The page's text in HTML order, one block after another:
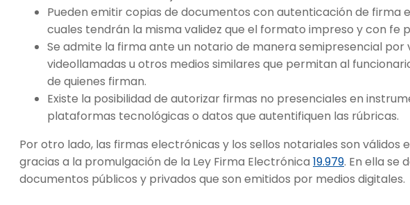
Pueden emitir copias de documentos con autenticación de firma
cuales tendrán la misma validez que el formato impreso y con fe
Se admite la firma ante un notario de manera semipresencial por
videollamadas u otros medios similares que permitan al
de quienes firman.
Existe la posibilidad de autorizar firmas no presenciales en
plataformas tecnológicas o datos que autentifiquen las rúbricas.
Por otro lado, las firmas electrónicas y los sellos notariales son válidos
gracias a la promulgación de la Ley Firma Electrónica 19.979. En ella se
documentos públicos y privados que son emitidos por medios digitales.